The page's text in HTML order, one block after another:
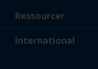
Lidt om os
Ressourcer
Nyheder
International